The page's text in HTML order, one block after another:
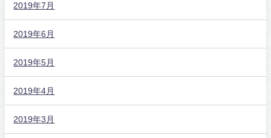
2019年7月
2019年6月
2019年5月
2019年4月
2019年3月